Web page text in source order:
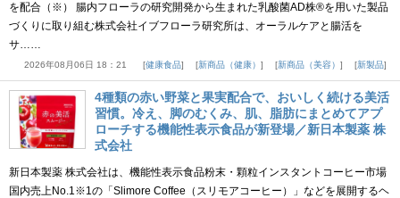
を配合（※） 腸内フローラの研究開発から生まれた乳酸菌AD株®を用いた製品
づくりに取り組む株式会社イブフローラ研究所は、オーラルケアと腸活を
サ……
2026年08月06日 18：21 健康食品 新商品（健康） 新商品（美容） 新製品
4種類の赤い野菜と果実配合で、おいしく続ける美活
習慣。冷え、脚のむくみ、肌、脂肪にまとめてアプ
ローチする機能性表示食品が新登場／新日本製薬 株
式会社
新日本製薬 株式会社は、機能性表示食品粉末・顆粒インスタントコーヒー市場
国内売上No.1※1の「Slimore Coffee（スリモアコーヒー）」などを展開するヘ